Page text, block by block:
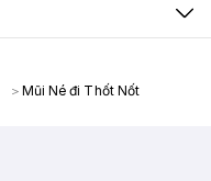
Mũi Né đi Thốt Nốt